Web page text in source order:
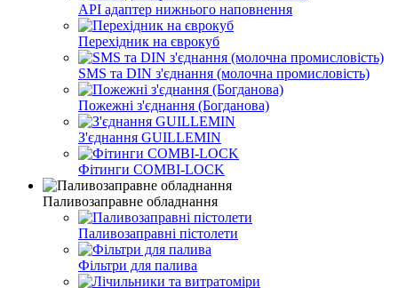
API адаптер нижнього наповнення
Перехідник на єврокуб
SMS та DIN з'єднання (молочна промисловість)
Пожежні з'єднання (Богданова)
З'єднання GUILLEMIN
Фітинги СOMBI-LOCK
Паливозаправне обладнання
Паливозаправні пістолети
Фільтри для палива